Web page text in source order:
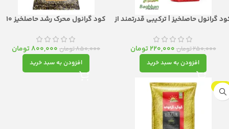
گرانول حاصلخیز | ترکیبی قدرتمند از
250,000تومان220,000 تومان
افزودن به سبد خرید
کود گرانول محرک رشد حاصلخیز 10
مزرعه شما
850,000تومان 800,000تومان
افزودن به سبد خرید
-6%